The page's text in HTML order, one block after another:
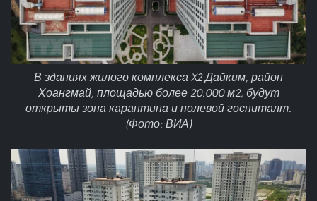
В зданиях жилого комплекса X2 Дайким, район
Хоангмай, площадью более 20.000 м2, будут
открыты зона карантина и полевой госпиталт.
(Фото: ВИА)